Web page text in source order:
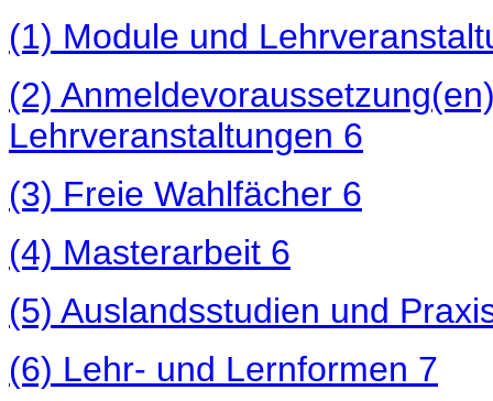
(1) Module und
(2)
Lehrveranstaltungen 6
(3) Freie Wahlfächer 6
(4) Masterarbeit 6
(5) Auslandsstudien und
(6) Lehr- und Lernformen 7